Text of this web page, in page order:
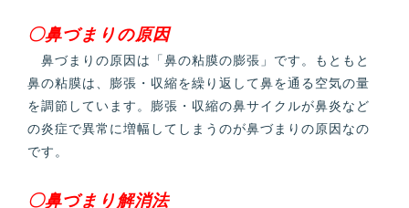
〇鼻づまりの原因
鼻づまりの原因は「鼻の粘膜の膨張」です。もともと
鼻の粘膜は、膨張・収縮を繰り返して鼻を通る空気の量
を調節しています。膨張・収縮の鼻サイクルが鼻炎など
の炎症で異常に増幅してしまうのが鼻づまりの原因なの
です。
〇鼻づまり解消法